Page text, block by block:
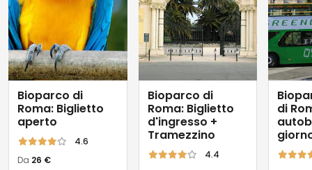
Bioparco di
Roma: Biglietto
aperto
4.6
Da 26 €
Bioparco di
Roma: Biglietto
d'ingresso +
Tramezzino
4.4
di